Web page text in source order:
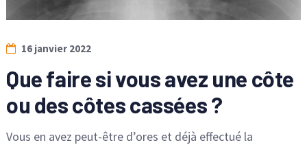
16 janvier 2022
Que faire si vous avez une côte
ou des côtes cassées ?
Vous en avez peut-être d’ores et déjà effectué la